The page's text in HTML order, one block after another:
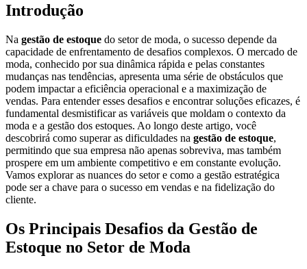
Introdução
Na gestão de estoque do setor de moda, o sucesso depende da
capacidade de enfrentamento de desafios complexos. O mercado de
moda, conhecido por sua dinâmica rápida e pelas constantes
mudanças nas tendências, apresenta uma série de obstáculos que
podem impactar a eficiência operacional e a maximização de
vendas. Para entender esses desafios e encontrar soluções eficazes, é
fundamental desmistificar as variáveis que moldam o contexto da
moda e a gestão dos estoques. Ao longo deste artigo, você
descobrirá como superar as dificuldades na gestão de estoque,
permitindo que sua empresa não apenas sobreviva, mas também
prospere em um ambiente competitivo e em constante evolução.
Vamos explorar as nuances do setor e como a gestão estratégica
pode ser a chave para o sucesso em vendas e na fidelização do
cliente.
Os Principais Desafios da Gestão de
Estoque no Setor de Moda